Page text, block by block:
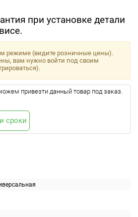
при установке детали
режиме (видите розничные цены).
вам нужно войти под своим
привезти данный товар под заказ.
сроки